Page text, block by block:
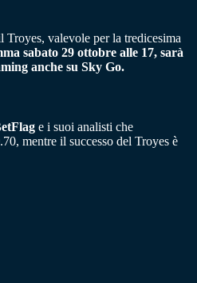
valevole per la tredicesima
sabato 29 ottobre alle 17, sarà
anche su Sky Go.
e i suoi analisti che
mentre il successo del Troyes è